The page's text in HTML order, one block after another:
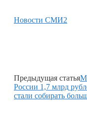
Новости СМИ2
Предыдущая статья
России 1,7 млрд
стали собирать